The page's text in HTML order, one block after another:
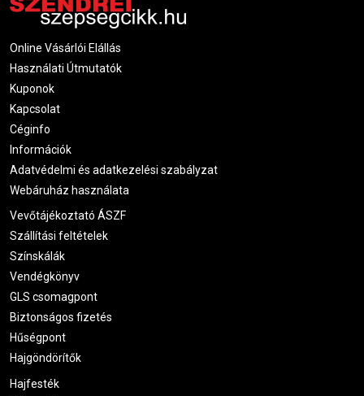
Online Vásárlói Elállás
Használati Útmutatók
Kuponok
Kapcsolat
Céginfo
Információk
Adatvédelmi és adatkezelési szabályzat
Webáruház használata
Vevőtájékoztató ÁSZF
Szállítási feltételek
Színskálák
Vendégkönyv
GLS csomagpont
Biztonságos fizetés
Hűségpont
Hajgöndörítők
Hajfesték